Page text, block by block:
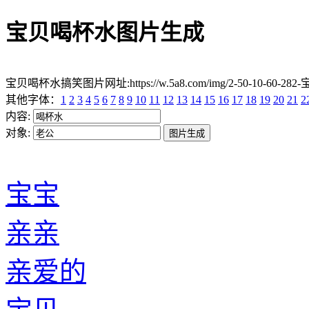
宝贝喝杯水图片生成
宝贝喝杯水搞笑图片网址:https://w.5a8.com/img/2-50-10-60-282-
其他字体： 1 2 3 4 5 6 7 8 9 10 11 12 13 14 15 16 17 18 19 20 21
内容:
对象:
宝宝
亲亲
亲爱的